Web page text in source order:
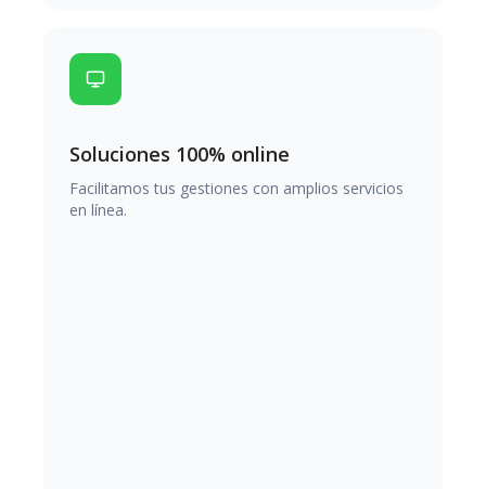
Soluciones 100% online
Facilitamos tus gestiones con amplios servicios
en línea.